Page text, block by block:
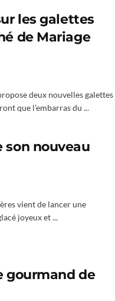
les galettes
de Mariage
deux nouvelles galettes
que l’embarras du ...
son nouveau
vient de lancer une
joyeux et ...
gourmand de